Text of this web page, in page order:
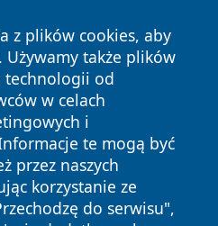
z plików cookies, aby
Używamy także plików
technologii od
w celach
i
te mogą być
przez naszych
korzystanie ze
do serwisu",
Wszystkie prawa
Polityka
Cookies